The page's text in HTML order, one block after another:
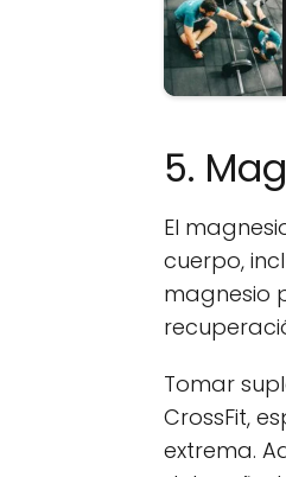
5.
El
cuerpo,
magnesio
Tomar
CrossFit,
extrema.